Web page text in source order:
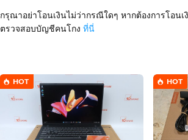
กรุณาอย่าโอนเงินไม่ว่ากรณีใดๆ หากต้องการโอน
ตรวจสอบบัญชีคนโกง ที่นี่
HOT HOT